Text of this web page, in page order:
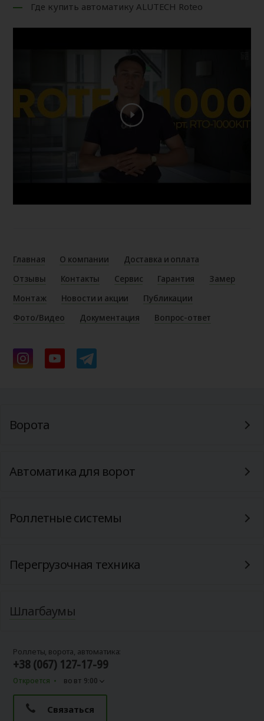
Где купить автоматику ALUTECH Roteo
Главная О компании
Доставка и оплата
Отзывы
Контакты Сервис Гарантия
Замер
Монтаж
Новости и акции
Публикации
Фото/Видео
Документация Вопрос-ответ
Ворота
Автоматика для ворот
Роллетные системы
Перегрузочная техника
Шлагбаумы
Роллеты, ворота, автоматика:
+38 (067) 127-17-99
Откроется во вт 9:00
Связаться